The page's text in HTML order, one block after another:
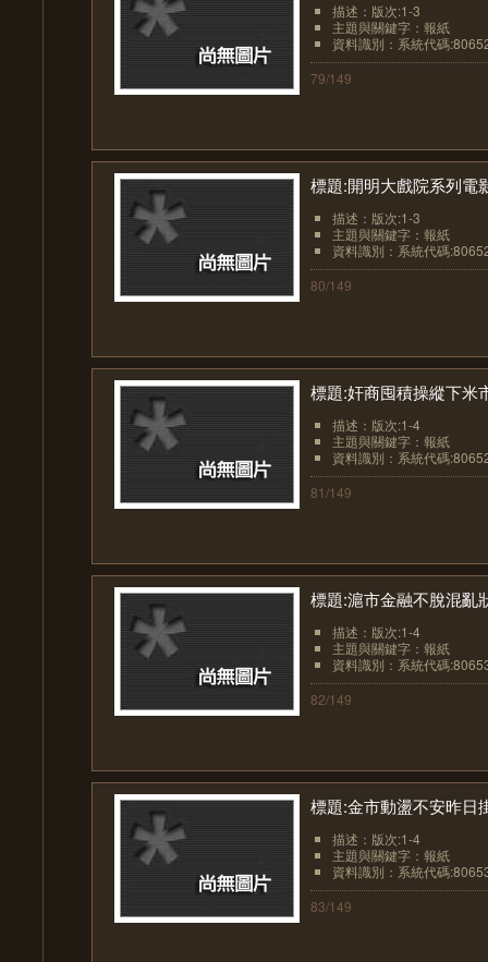
描述：版次:1-3
主題與關鍵字：報紙
資料識別：系統代碼
79/149
標題:開明大戲院系列電
描述：版次:1-3
主題與關鍵字：報紙
資料識別：系統代碼
80/149
標題:奸商囤積操縱下米
描述：版次:1-4
主題與關鍵字：報紙
資料識別：系統代碼
81/149
標題:滬市金融不脫混亂
描述：版次:1-4
主題與關鍵字：報紙
資料識別：系統代碼
82/149
標題:金市動盪不安昨日
描述：版次:1-4
主題與關鍵字：報紙
資料識別：系統代碼
83/149